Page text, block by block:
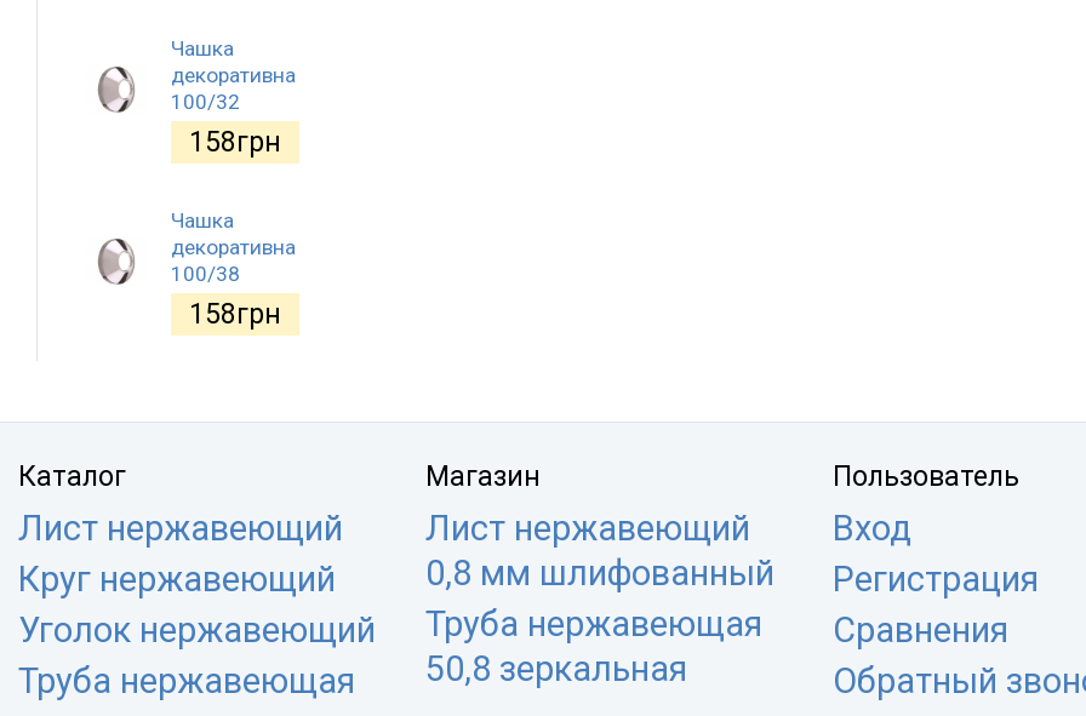
Чашка
декоративна
100/32
158грн
Чашка
декоративна
100/38
158грн
Каталог
Лист нержавеющий
Круг нержавеющий
Уголок нержавеющий
Труба нержавеющая
Магазин
Лист нержавеющий
0,8 мм шлифованный
Труба нержавеющая
50,8 зеркальная
Пользователь
Вход
Регистрация
Сравнения
Обратный